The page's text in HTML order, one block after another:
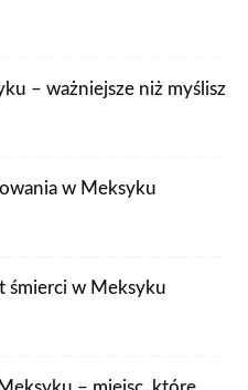
– ważniejsze niż myślisz
w Meksyku
śmierci w Meksyku